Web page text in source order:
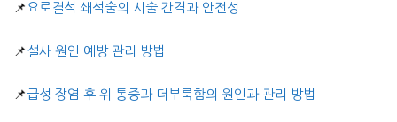
📌요로결석 쇄석술의 시술 간격과 안전성
📌 설사 원인 예방 관리 방법
📌급성 장염 후 위 통증과 더부룩함의 원인과 관리 방법